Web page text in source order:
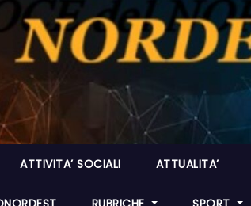
ATTIVITA’ SOCIALI ATTUALITA’